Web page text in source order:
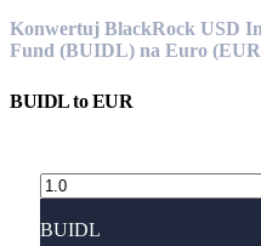
Konwertuj BlackRock USD
Fund (BUIDL) na Euro
BUIDLtoEUR
BUIDL